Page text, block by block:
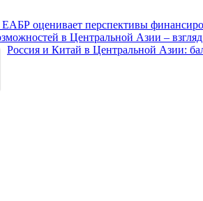
ЕАБР оценивает перспективы
в Центральной Азии –
Россия и Китай в Центральной Азии: